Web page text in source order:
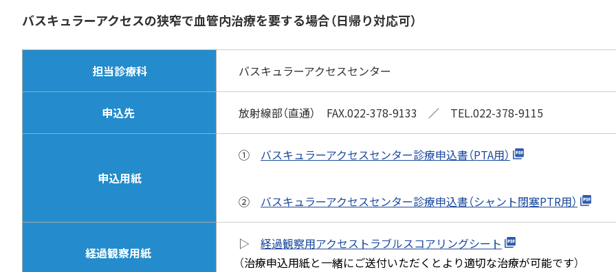
バスキュラーアクセスの狭窄で血管内治療を要する場合（日帰り対応可）
担当診療科 バスキュラーアクセスセンター
申込先 放射線部（直通） FAX.022-378-9133 ／ TEL.022-378-9115
申込用紙
① バスキュラーアクセスセンター診療申込書（PTA用）
② バスキュラーアクセスセンター診療申込書（シャント閉塞PTR用）
経過観察用紙
▷ 経過観察用アクセストラブルスコアリングシート
（治療申込用紙と一緒にご送付いただくとより適切な治療が可能です）